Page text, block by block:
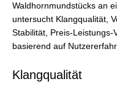
Waldhornmundstücks an
untersucht Klangqualität,
Stabilität, Preis-Leistungs-
basierend auf
Klangqualität